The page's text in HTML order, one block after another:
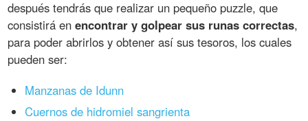
después tendrás que realizar un pequeño puzzle, que
consistirá enencontrar y golpear sus runas correctas,
para poder abrirlos y obtener así sus tesoros, los cuales
pueden ser:
Manzanas de Idunn
Cuernos de hidromiel sangrienta